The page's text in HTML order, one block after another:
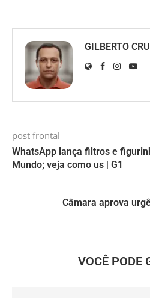
GILBERTO
post frontal
WhatsApp lança filtros e
Mundo; veja como us | G1
Câmara aprova
VOCÊ PODE